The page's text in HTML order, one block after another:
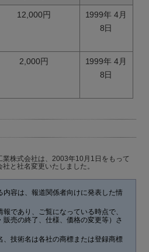
12,000円
1999年 4月
8日
2,000円
1999年 4月
8日
業株式会社は、2003年10月1日をもって
と社名変更いたしました。
内容は、報道関係者向けに発表した情
であり、ご覧になっている時点で、
売の終了、仕様、価格の変更等）さ
、技術名は各社の商標または登録商標